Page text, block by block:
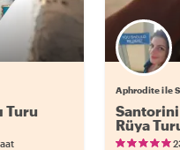
Turu
Aphrodite ile
Rüya